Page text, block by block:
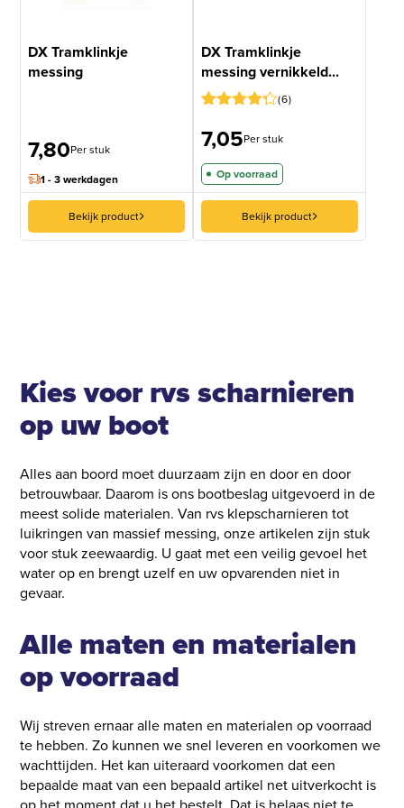
DX Tramklinkje
messing
7,80Per stuk
1 - 3 werkdagen
Bekijk product
DX Tramklinkje
messing vernikkeld...
4.2op 5
gebaseerd
op
klantbeoordelingen
6
7,05Per stuk
Op voorraad
Bekijk product
Kies voor rvs scharnieren
op uw boot
Alles aan boord moet duurzaam zijn en door en door
betrouwbaar. Daarom is ons bootbeslag uitgevoerd in de
meest solide materialen. Van rvs klepscharnieren tot
luikringen van massief messing, onze artikelen zijn stuk
voor stuk zeewaardig. U gaat met een veilig gevoel het
water op en brengt uzelf en uw opvarenden niet in
gevaar.
Alle maten en materialen
op voorraad
Wij streven ernaar alle maten en materialen op voorraad
te hebben. Zo kunnen we snel leveren en voorkomen we
wachttijden. Het kan uiteraard voorkomen dat een
bepaalde maat van een bepaald artikel net uitverkocht is